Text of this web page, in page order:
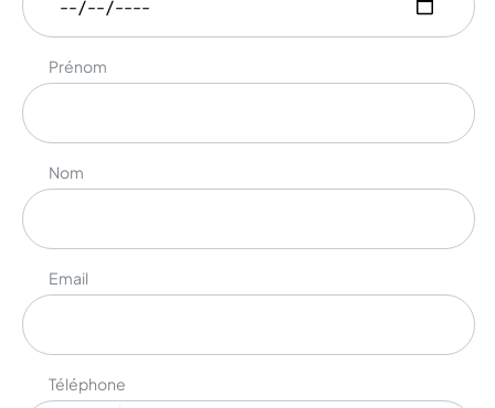
Prénom
Nom
Email
Téléphone